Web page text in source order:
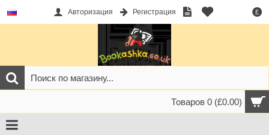
£
Авторизация Регистрация
Товаров 0 (£0.00)